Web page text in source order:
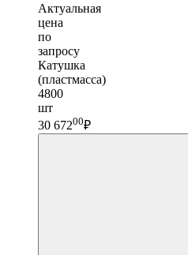
Актуальная
цена
по
запросу
Катушка
(пластмасса)
4800
шт
30 67200₽